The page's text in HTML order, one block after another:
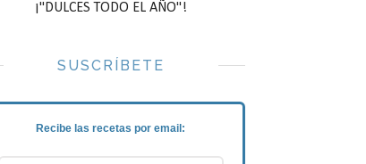
¡"DULCES TODO EL AÑO"!
SUSCRÍBETE
Recibe las recetas por email: